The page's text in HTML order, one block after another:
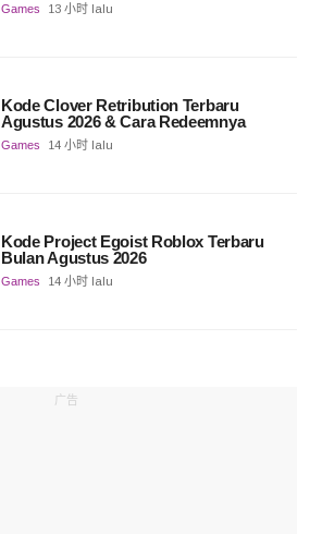
Games 13 小时 lalu
Kode Clover Retribution Terbaru
Agustus 2026 & Cara Redeemnya
Games 14 小时 lalu
Kode Project Egoist Roblox Terbaru
Bulan Agustus 2026
Games 14 小时 lalu
广告